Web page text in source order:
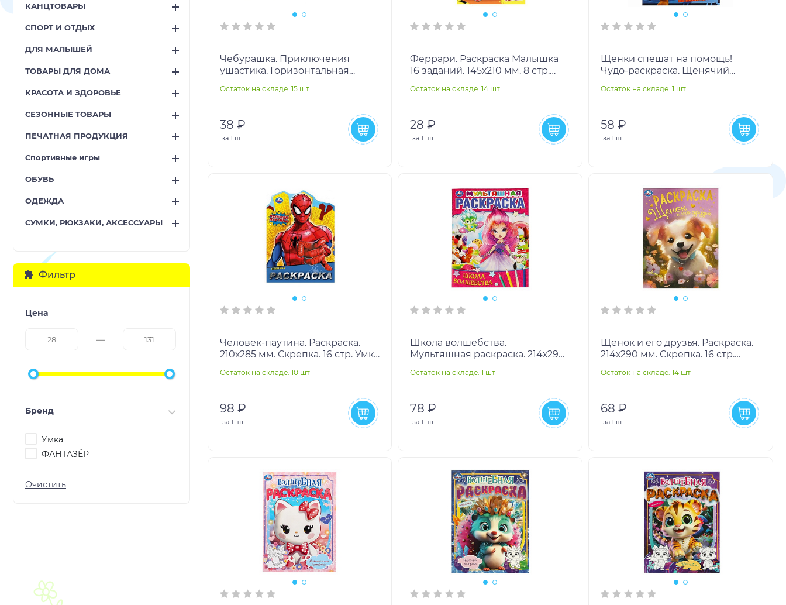
КАНЦТОВАРЫ
СПОРТ И ОТДЫХ
ДЛЯ МАЛЫШЕЙ
ТОВАРЫ ДЛЯ ДОМА
КРАСОТА И ЗДОРОВЬЕ
СЕЗОННЫЕ ТОВАРЫ
ПЕЧАТНАЯ ПРОДУКЦИЯ
Спортивные игры
ОБУВЬ
ОДЕЖДА
СУМКИ, РЮКЗАКИ, АКСЕССУАРЫ
Фильтр
Цена
Бренд
Умка
ФАНТАЗЁР
Чебурашка. Приключения
ушастика. Горизонтальная
Умка в кор.100шт
Остаток на складе: 15 шт
38 ₽
за 1 шт
Феррари. Раскраска Малышка
16 заданий. 145х210 мм. 8 стр.
Остаток на складе: 14 шт
28 ₽
за 1 шт
Щенки спешат на помощь!
Чудо-раскраска. Щенячий
стр. Умка. в кор.50шт
Остаток на складе: 1 шт
58 ₽
за 1 шт
Человек-паутина. Раскраска.
210х285 мм. Скрепка. 16 стр. Умка
Остаток на складе: 10 шт
98 ₽
за 1 шт
Школа волшебства.
Мультяшная раскраска. 214х290
Остаток на складе: 1 шт
78 ₽
за1 шт
Щенок и его друзья. Раскраска.
214х290 мм. Скрепка. 16 стр.
Остаток на складе: 14 шт
68 ₽
за1 шт